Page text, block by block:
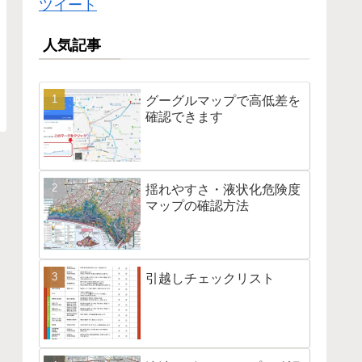
ツイート
人気記事
グーグルマップで高低差を
確認できます
揺れやすさ・液状化危険度
マップの確認方法
引越しチェックリスト